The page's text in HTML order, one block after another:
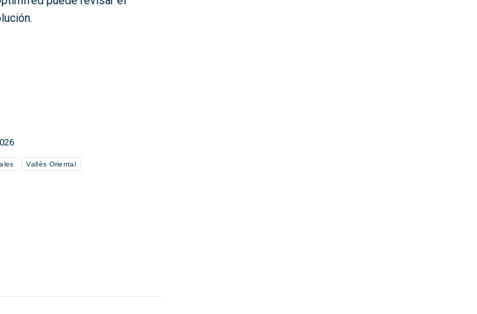
Vallès Oriental